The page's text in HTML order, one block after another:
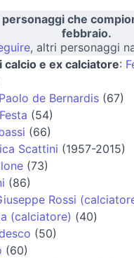
che
febbraio.
, altri personaggi
calcio e ex calciatore:
Paolo de Bernardis (67)
(54)
(66)
Scattini (1957-2015)
(73)
(86)
Rossi
(calciatore) (40)
(50)
(60)